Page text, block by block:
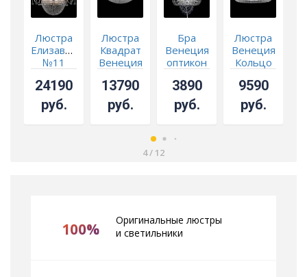
Люстра
Елизавета
№11
24190
руб.
Люстра
Квадрат
Венеция
под
бронзу
13790
руб.
Бра
Венеция
оптикон
3890
руб.
Люстра
Венеция
Кольцо
9590
руб.
4/ 12
100%
Оригинальные люстры
и светильники